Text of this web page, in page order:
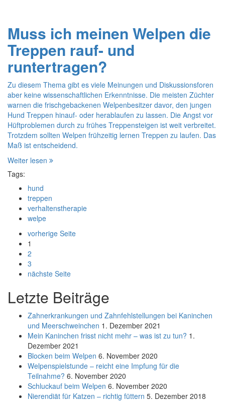
Muss ich meinen Welpen die
Treppen rauf- und
runtertragen?
Zu diesem Thema gibt es viele Meinungen und Diskussionsforen
aber keine wissenschaftlichen Erkenntnisse. Die meisten Züchter
warnen die frischgebackenen Welpenbesitzer davor, den jungen
Hund Treppen hinauf- oder herablaufen zu lassen. Die Angst vor
Hüftproblemen durch zu frühes Treppensteigen ist weit verbreitet.
Trotzdem sollten Welpen frühzeitig lernen Treppen zu laufen. Das
Maß ist entscheidend.
Weiter lesen
Tags:
hund
treppen
verhaltenstherapie
welpe
vorherige Seite
1
2
3
nächste Seite
Letzte Beiträge
Zahnerkrankungen und Zahnfehlstellungen bei Kaninchen
und Meerschweinchen 1. Dezember 2021
Mein Kaninchen frisst nicht mehr – was ist zu tun? 1.
Dezember 2021
Blocken beim Welpen 6. November 2020
Welpenspielstunde – reicht eine Impfung für die
Teilnahme? 6. November 2020
Schluckauf beim Welpen 6. November 2020
Nierendiät für Katzen – richtig füttern 5. Dezember 2018